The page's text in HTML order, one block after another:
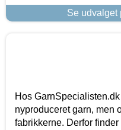
Se udvalget
Hos
nyproduceret garn, men
fabrikkerne. Derfor